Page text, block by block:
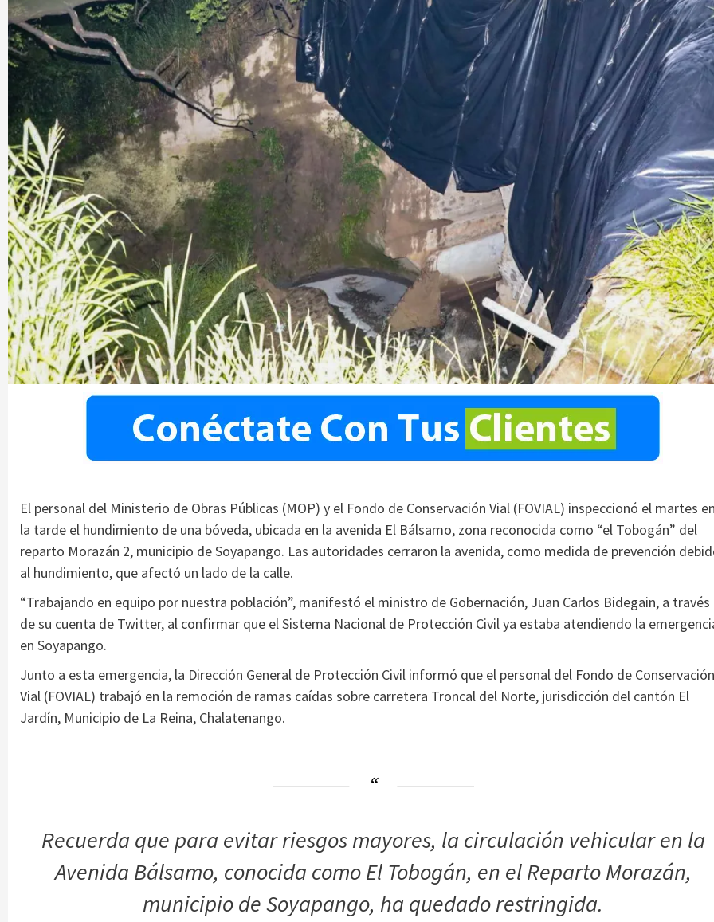
El personal del Ministerio de Obras Públicas (MOP) y el Fondo de Conservación Vial (FOVIAL) inspeccionó el martes
la tarde el hundimiento de una bóveda, ubicada en la avenida El Bálsamo, zona reconocida como “el Tobogán” del
reparto Morazán 2, municipio de Soyapango. Las autoridades cerraron la avenida, como medida de prevención
al hundimiento, que afectó un lado de la calle.
“Trabajando en equipo por nuestra población”, manifestó el ministro de Gobernación, Juan Carlos Bidegain, a través
de su cuenta de Twitter, al confirmar que el Sistema Nacional de Protección Civil ya estaba atendiendo la
en Soyapango.
Junto a esta emergencia, la Dirección General de Protección Civil informó que el personal del Fondo de Conservación
Vial (FOVIAL) trabajó en la remoción de ramas caídas sobre carretera Troncal del Norte, jurisdicción del cantón El
Jardín, Municipio de La Reina, Chalatenango.
Recuerda que para evitar riesgos mayores, la circulación vehicular en la
Avenida Bálsamo, conocida como El Tobogán, en el Reparto Morazán,
municipio de Soyapango, ha quedado restringida.